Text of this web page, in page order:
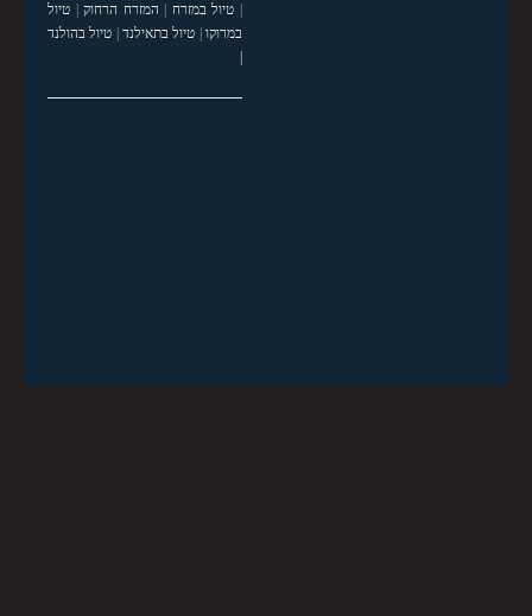
טיול במזרח המזרח הרחוק| טיול
במרוקו| טיול בתאילנד| טיול בהולנד